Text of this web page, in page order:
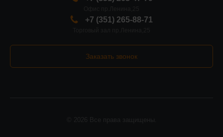
+7 (351) 265-88-71
Заказать звонок
© 2026 Все права защищены.